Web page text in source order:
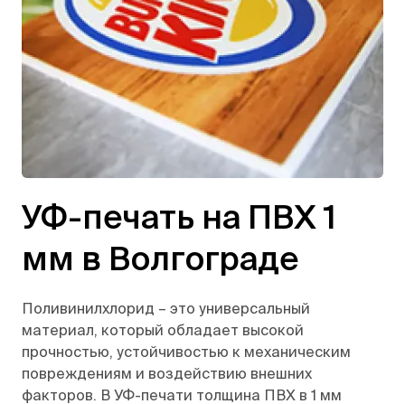
УФ-печать на ПВХ 1
мм в Волгограде
Поливинилхлорид – это универсальный
материал, который обладает высокой
прочностью, устойчивостью к механическим
повреждениям и воздействию внешних
факторов. В УФ-печати толщина ПВХ в 1 мм